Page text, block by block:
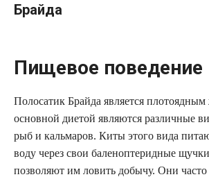
Брайда
Пищевое поведение
Полосатик Брайда является
основной диетой являются различные
рыб и кальмаров. Киты этого вида
воду через свои баленоптеридные
позволяют им ловить добычу. Они